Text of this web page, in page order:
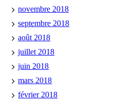
novembre 2018
septembre 2018
août 2018
juillet 2018
juin 2018
mars 2018
février 2018